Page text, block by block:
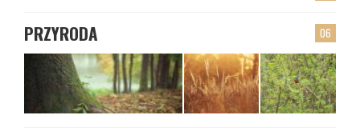
06
PRZYRODA